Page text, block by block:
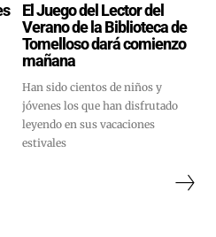
El Juego del Lector del
Verano de la Biblioteca de
Tomelloso dará comienzo
mañana
Han sido cientos de niños y
jóvenes los que han disfrutado
leyendo en sus vacaciones
estivales